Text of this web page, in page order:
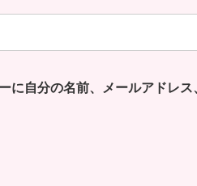
に自分の名前、メールアドレス